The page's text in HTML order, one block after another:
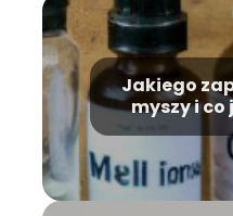
Jakiego
myszy i